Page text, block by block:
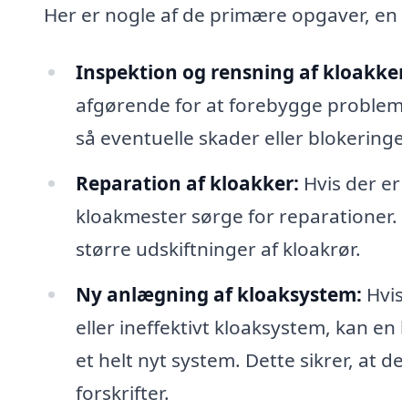
Her er nogle af de primære opgaver,
Inspektion og rensning af
afgørende for at forebygge
så eventuelle skader eller
Reparation af kloakker: Hvis der
kloakmester sørge for
større udskiftninger af kloakrør.
Ny anlægning af kloaksystem:
eller ineffektivt kloaksystem, kan
et helt nyt system. Dette sikrer, at
forskrifter.